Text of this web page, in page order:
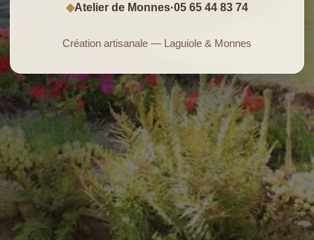
◆Atelier de Monnes·05 65 44 83 74
Création artisanale — Laguiole & Monnes